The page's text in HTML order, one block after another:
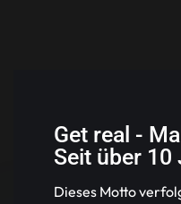
Get real -
Seit über 10
Dieses Motto